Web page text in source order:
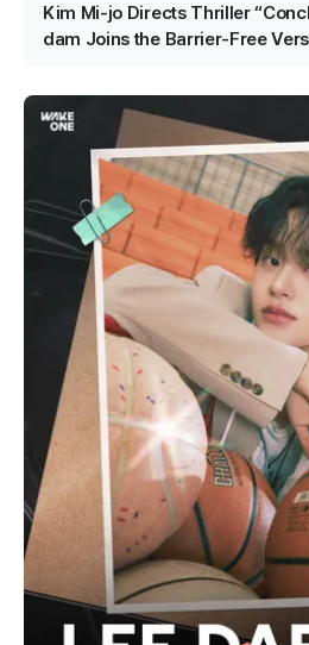
Kim Mi-jo Directs Thriller
dam Joins the Barrier-Free